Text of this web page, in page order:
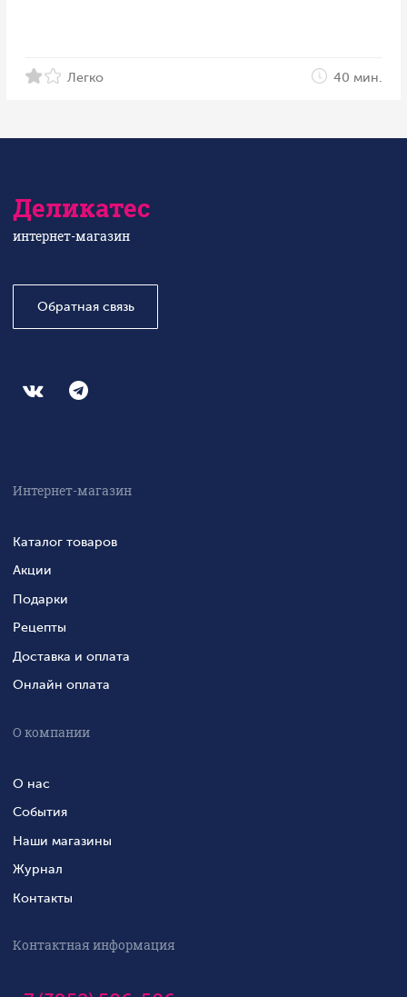
Легко 40 мин.
Деликатес
интернет-магазин
Обратная связь
Интернет-магазин
Каталог товаров
Акции
Подарки
Рецепты
Доставка и оплата
Онлайн оплата
О компании
О нас
События
Наши магазины
Журнал
Контакты
Контактная информация